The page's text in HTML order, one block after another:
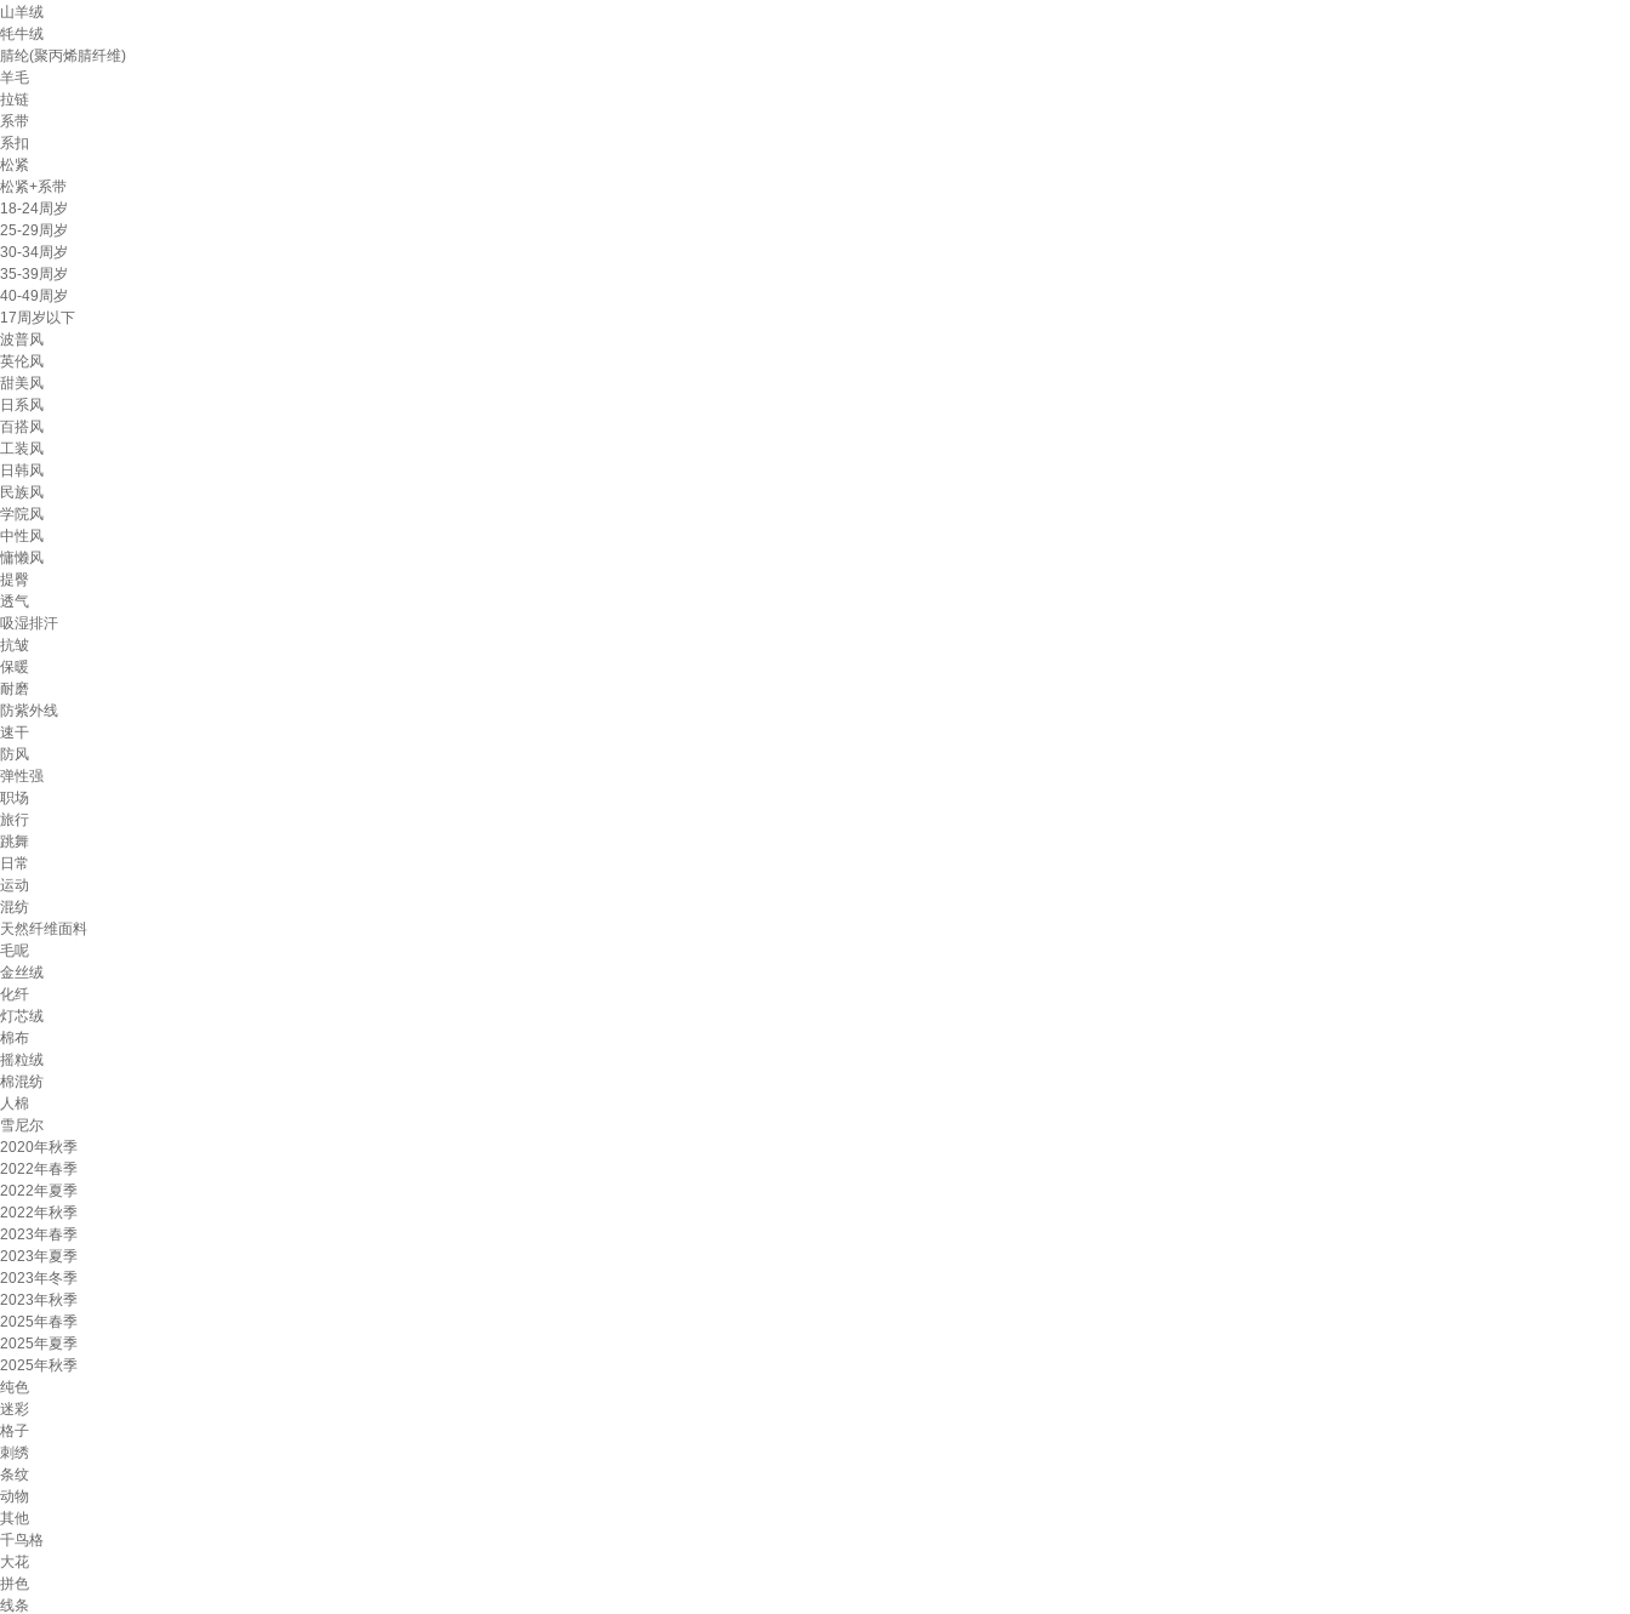
山羊绒
牦牛绒
腈纶(聚丙烯腈纤维)
羊毛
拉链
系带
系扣
松紧
松紧+系带
18-24周岁
25-29周岁
30-34周岁
35-39周岁
40-49周岁
17周岁以下
波普风
英伦风
甜美风
日系风
百搭风
工装风
日韩风
民族风
学院风
中性风
慵懒风
提臀
透气
吸湿排汗
抗皱
保暖
耐磨
防紫外线
速干
防风
弹性强
职场
旅行
跳舞
日常
运动
混纺
天然纤维面料
毛呢
金丝绒
化纤
灯芯绒
棉布
摇粒绒
棉混纺
人棉
雪尼尔
2020年秋季
2022年春季
2022年夏季
2022年秋季
2023年春季
2023年夏季
2023年冬季
2023年秋季
2025年春季
2025年夏季
2025年秋季
纯色
迷彩
格子
刺绣
条纹
动物
其他
千鸟格
大花
拼色
线条